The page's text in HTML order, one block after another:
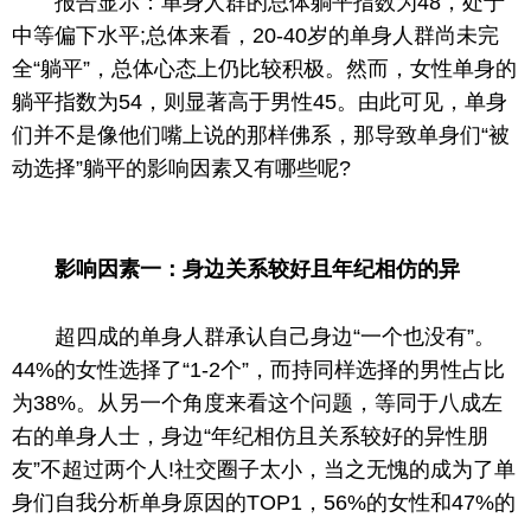
中等偏下水平;总体来看，20-40岁的单身人群尚未完
全“躺平”，总体心态上仍比较积极。然而，女性单身的
躺平指数为54，则显著高于男性45。由此可见，单身
们并不是像他们嘴上说的那样佛系，那导致单身们“被
动选择”躺平的影响因素又有哪些呢?
影响因素一：身边关系较好且年纪相仿的异
超四成的单身人群承认自己身边“一个也没有”。
44%的女性选择了“1-2个”，而持同样选择的男性占比
为38%。从另一个角度来看这个问题，等同于八成左
右的单身人士，身边“年纪相仿且关系较好的异性朋
友”不超过两个人!社交圈子太小，当之无愧的成为了单
身们自我分析单身原因的TOP1，56%的女性和47%的